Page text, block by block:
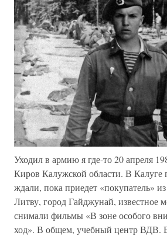
Уходил в армию я где-то 20 апреля
Киров Калужской области. В Калуге
ждали, пока приедет «покупатель»
Литву, город Гайджунай, известное
снимали фильмы «В зоне особого
ход». В общем, учебный центр ВДВ.